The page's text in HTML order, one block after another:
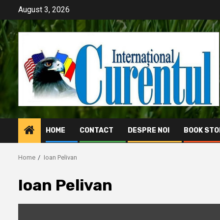
content
August 3, 2026
HOME CONTACT DESPRE NOI BOOK
Home Ioan Pelivan
Ioan Pelivan